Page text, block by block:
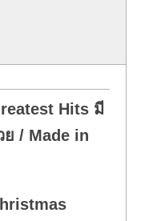
Hits มี
ย / Made in